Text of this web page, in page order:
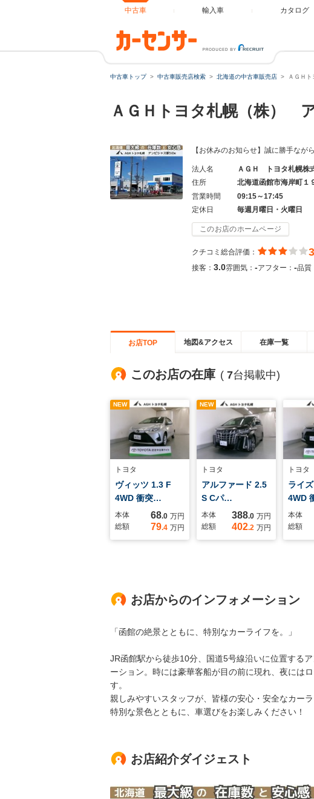
中古車 輸入車 カタログ
中古車トップ 中古車販売店検索 北海道の中古車販売店 ＡＧＨ
ＡＧＨトヨタ札幌（株）
【お休みのお知らせ】誠に勝手なが
法人名
ＡＧＨ トヨタ札幌株
住所
北海道函館市海岸町１
営業時間
09:15～17:45
定休日
毎週月曜日・火曜日
このお店のホームページ
クチコミ総合評価：
接客： 3.0雰囲気： -アフター： -品質
お店TOP 地図&アクセス 在庫一覧
このお店の在庫 ( 7台掲載中)
NEW
トヨタ
ヴィッツ 1.3 F
4WD 衝突…
本体 68.0 万円
総額
79.4 万円
NEW
トヨタ
アルファード 2.5
S Cパ…
本体 388.0 万円
総額
402.2 万円
トヨタ
ライ
4WD
本体
総額
お店からのインフォメーション
「函館の絶景とともに、特別なカーライフを。」
JR函館駅から徒歩10分、国道5号線沿いに位置する
ーション。時には豪華客船が目の前に現れ、夜には
す。
親しみやすいスタッフが、皆様の安心・安全なカー
特別な景色とともに、車選びをお楽しみください！
お店紹介ダイジェスト